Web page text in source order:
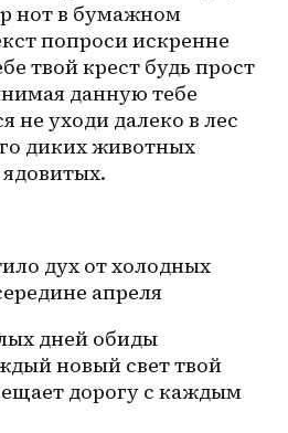
нот в бумажном
попроси искренне
твой крест будь прост
данную тебе
не уходи далеко в лес
диких животных
дух от холодных
апреля
дней обиды
новый свет твой
дорогу с каждым